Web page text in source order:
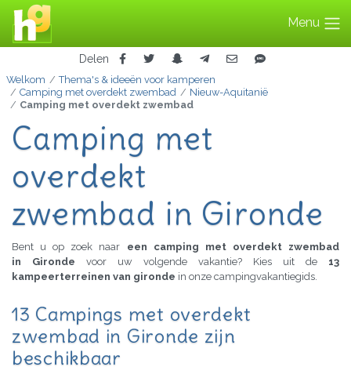
Menu
Delen
Welkom
Thema's & ideeën voor kamperen
Camping met overdekt zwembad
Nieuw-Aquitanië
Camping met overdekt zwembad
Camping met
overdekt
zwembad in Gironde
Bent u op zoek naar een camping met overdekt zwembad
in Gironde voor uw volgende vakantie? Kies uit de 13
kampeerterreinen van gironde in onze campingvakantiegids.
13 Campings met overdekt
zwembad in Gironde zijn
beschikbaar